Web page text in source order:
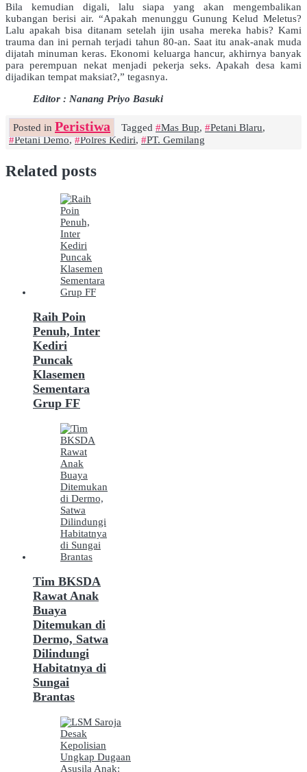
Bila kemudian digali, lalu siapa yang akan mengembalikan
kubangan berisi air. “Apakah menunggu Gunung Kelud Meletus?
Lalu apakah bisa ditanam setelah ijin usaha mereka habis? Kami
trauma dan ini pernah terjadi tahun 80-an. Saat itu anak-anak muda
dijatah minuman keras. Ekonomi keluarga hancur, akhirnya banyak
para perempuan nekat menjadi pekerja seks. Apakah desa kami
dijadikan tempat maksiat?,” tegasnya.
Editor : Nanang Priyo Basuki
Posted in Peristiwa Tagged Mas Bup, Petani Blaru,
Petani Demo, Polres Kediri, PT. Gemilang
Related posts
Raih Poin
Penuh, Inter
Kediri
Puncak
Klasemen
Sementara
Grup FF
Tim BKSDA
Rawat Anak
Buaya
Ditemukan di
Dermo, Satwa
Dilindungi
Habitatnya di
Sungai
Brantas